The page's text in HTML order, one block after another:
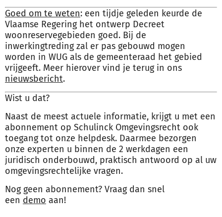
Goed om te weten: een tijdje geleden keurde de
Vlaamse Regering het ontwerp Decreet
woonreservegebieden goed. Bij de
inwerkingtreding zal er pas gebouwd mogen
worden in WUG als de gemeenteraad het gebied
vrijgeeft. Meer hierover vind je terug in ons
nieuwsbericht.
Wist u dat?
Naast de meest actuele informatie, krijgt u met een
abonnement op Schulinck Omgevingsrecht ook
toegang tot onze helpdesk. Daarmee bezorgen
onze experten u binnen de 2 werkdagen een
juridisch onderbouwd, praktisch antwoord op al uw
omgevingsrechtelijke vragen.
Nog geen abonnement? Vraag dan snel
een demo aan!